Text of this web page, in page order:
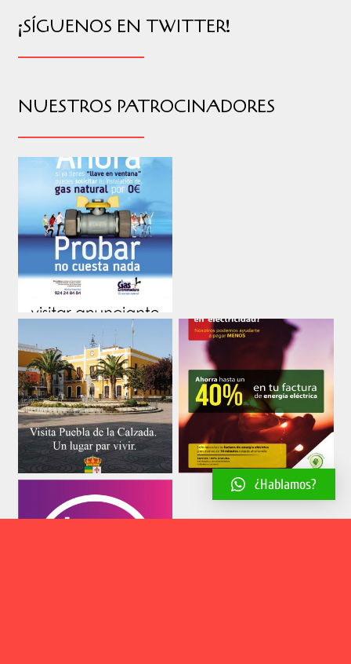
¡SÍGUENOS EN TWITTER!
NUESTROS PATROCINADORES
¿Hablamos?